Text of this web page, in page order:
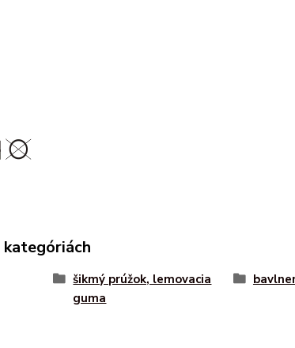
šikmý prúžok, lemovacia
guma